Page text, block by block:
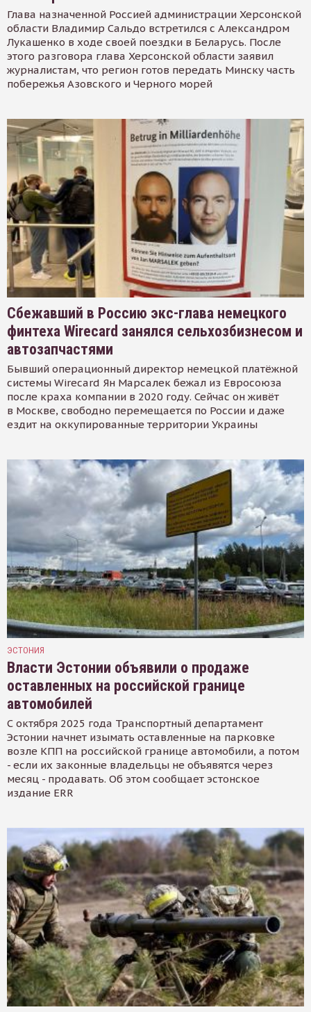
Глава назначенной Россией администрации Херсонской
области Владимир Сальдо встретился с Александром
Лукашенко в ходе своей поездки в Беларусь. После
этого разговора глава Херсонской области заявил
журналистам, что регион готов передать Минску часть
побережья Азовского и Черного морей
Сбежавший в Россию экс-глава немецкого
финтеха Wirecard занялся сельхозбизнесом и
автозапчастями
Бывший операционный директор немецкой платёжной
системы Wirecard Ян Марсалек бежал из Евросоюза
после краха компании в 2020 году. Сейчас он живёт
в Москве, свободно перемещается по России и даже
ездит на оккупированные территории Украины
ЭСТОНИЯ
Власти Эстонии объявили о продаже
оставленных на российской границе
автомобилей
С октября 2025 года Транспортный департамент
Эстонии начнет изымать оставленные на парковке
возле КПП на российской границе автомобили, а потом
- если их законные владельцы не объявятся через
месяц - продавать. Об этом сообщает эстонское
издание ERR